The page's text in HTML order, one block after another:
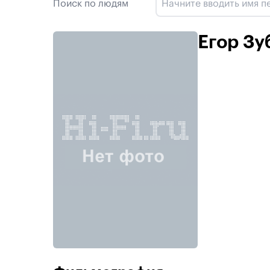
Поиск по людям
Егор